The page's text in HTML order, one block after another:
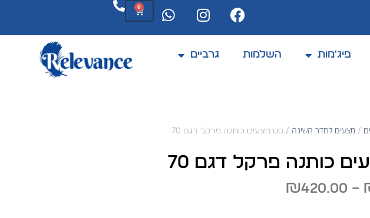
המוצרים מתחדשים לעיתים קרובות
0
פיג'מות השלמות גרביים
/ מצעים לחדר השינה / סט מצעים כותנה פרקל דגם 70
כותנה פרקל דגם 70
–
₪420.00